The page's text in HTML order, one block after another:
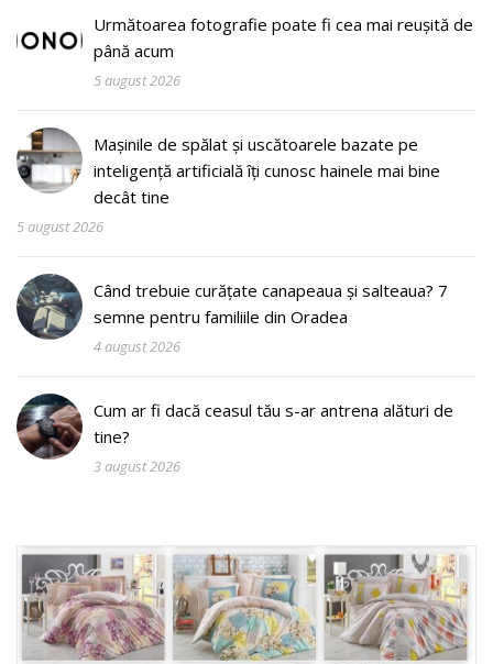
Următoarea fotografie poate fi cea mai reușită de
până acum
5 august 2026
Mașinile de spălat și uscătoarele bazate pe
inteligență artificială îți cunosc hainele mai bine
decât tine
5 august 2026
Când trebuie curățate canapeaua și salteaua? 7
semne pentru familiile din Oradea
4 august 2026
Cum ar fi dacă ceasul tău s-ar antrena alături de
tine?
3 august 2026